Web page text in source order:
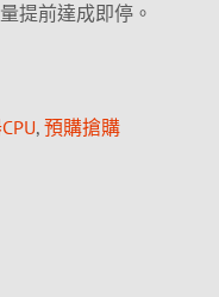
提前達成即停。
, 預購搶購